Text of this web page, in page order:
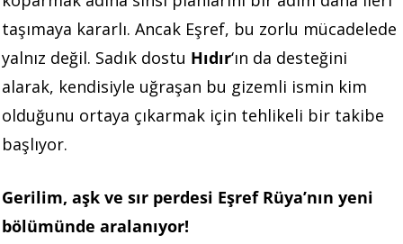
taşımaya kararlı. Ancak Eşref, bu zorlu mücadelede
yalnız değil. Sadık dostu Hıdır‘ın da desteğini
alarak, kendisiyle uğraşan bu gizemli ismin kim
olduğunu ortaya çıkarmak için tehlikeli bir takibe
başlıyor.
Gerilim, aşk ve sır perdesi Eşref Rüya’nın yeni
bölümünde aralanıyor!